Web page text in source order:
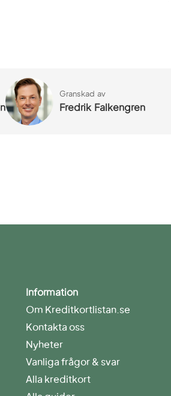
Granskad av
Fredrik Falkengren
Information
Om Kreditkortlistan.se
Kontakta oss
Nyheter
Vanliga frågor & svar
Alla kreditkort